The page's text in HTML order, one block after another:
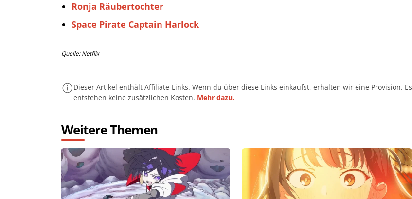
Ronja Räubertochter
Space Pirate Captain Harlock
Quelle: Netflix
Dieser Artikel enthält Affiliate-Links. Wenn du über diese Links einkaufst, erhalten wir eine Provision. Es
entstehen keine zusätzlichen Kosten. Mehr dazu.
Weitere Themen